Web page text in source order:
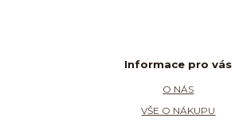
Informace pro vás
O NÁS
VŠE O NÁKUPU